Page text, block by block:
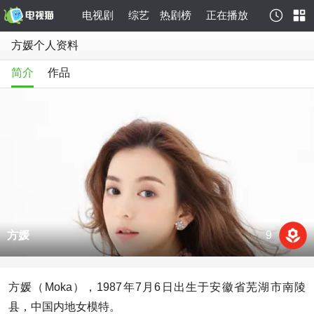
电视剧 综艺 热剧榜 正在播放
方媛个人资料
简介 作品
方媛 9
方媛（Moka），1987年7月6日出生于安徽省芜湖市南陵
县，中国内地女模特。